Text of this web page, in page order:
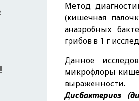
Метод
(кишечная
анаэробных
грибов в 1 г
Данное
микрофлоры
выраженности.
Дисбактериоз